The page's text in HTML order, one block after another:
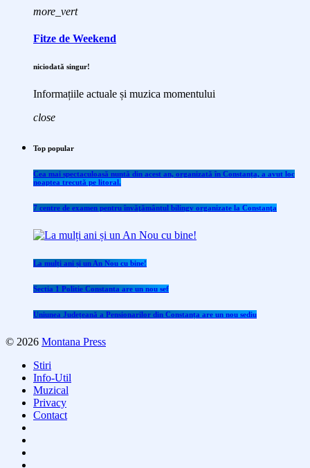
more_vert
Fitze de Weekend
niciodată singur!
Informațiile actuale și muzica momentului
close
Top popular
Cea mai spectaculoasă nuntă din acest an, organizată în Constanța, a avut loc
noaptea trecută pe litoral.
7 centre de examen pentru învăţământul bilingv organizate la Constanţa
La mulți ani și un An Nou cu bine!
Sectia 1 Politie Constanta are un nou sef
Uniunea Județeană a Pensionarilor din Constanța are un nou sediu
© 2026 Montana Press
Stiri
Info-Util
Muzical
Privacy
Contact